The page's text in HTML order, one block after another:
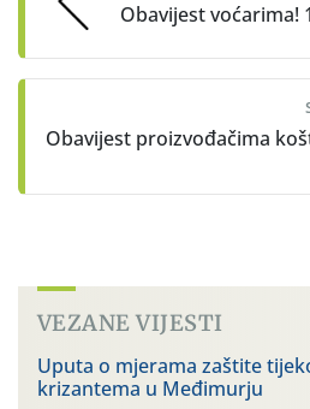
Obavijest voćarima!
Obavijest proizvođačima
VEZANE VIJESTI
Uputa o mjerama zaštite
krizantema u Međimurju